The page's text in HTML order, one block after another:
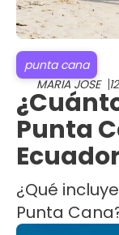
punta cana
MARIA JOSE
Punta
¿Qué
Punta